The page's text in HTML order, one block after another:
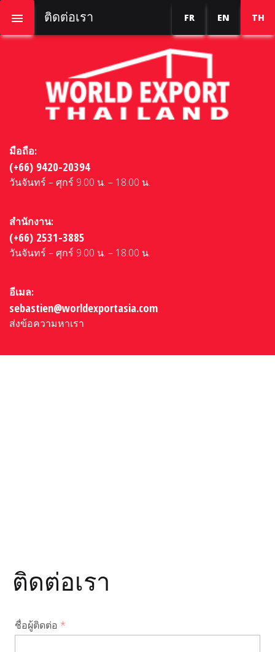
มือถือ:
(+66) 9420-20394
วันจันทร์ – ศุกร์ 9.00 น. – 18.00 น.
สำนักงาน:
(+66) 2531-3885
วันจันทร์ – ศุกร์ 9.00 น. – 18.00 น.
อีเมล:
sebastien@worldexportasia.com
ส่งข้อความหาเรา
ติดต่อเรา
ชื่อผู้ติดต่อ
ติดต่อเรา FR EN TH